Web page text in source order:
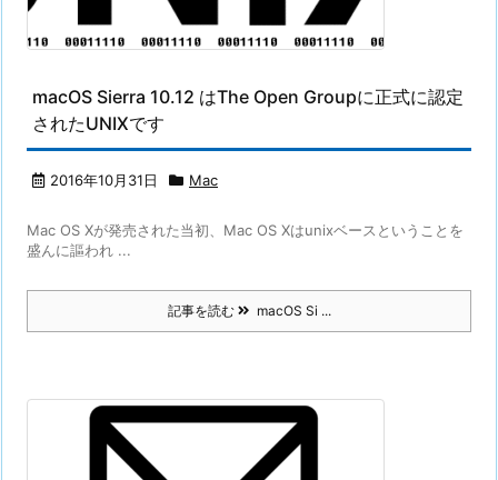
macOS Sierra 10.12 はThe Open Groupに正式に認定
されたUNIXです
2016年10月31日 Mac
Mac OS Xが発売された当初、Mac OS Xはunixベースということを
盛んに謳われ ...
記事を読む macOS Si ...